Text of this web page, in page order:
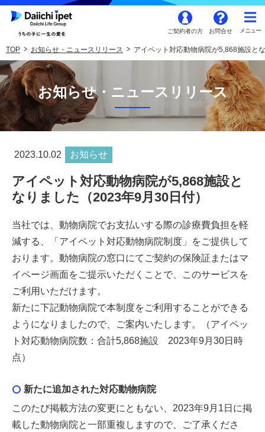
ご契約者の方 お問合せ
TOP お知らせ・ニュースリリース アイペット対応動物病院が5,868施設と
お知らせ・ニュースリリース
2023.10.02 お知らせ
アイペット対応動物病院が5,868施設と
なりました（2023年9月30日付）
当社では、動物病院でお支払いする際の診療費負担を軽
減する、「アイペット対応動物病院制度」をご提供して
おります。動物病院の窓口にてご契約の保険証またはマ
イページ画面をご提示いただくことで、このサービスを
ご利用いただけます。
新たに下記動物病院で本制度をご利用することができる
ようになりましたので、ご案内いたします。（アイペッ
ト対応動物病院数：合計5,868施設 2023年9月30日時
点）
新たに追加された対応動物病院
このたび掲載方法の変更にともない、2023年9月1日に掲
載した動物病院と一部重複しますので、ご了承くださ